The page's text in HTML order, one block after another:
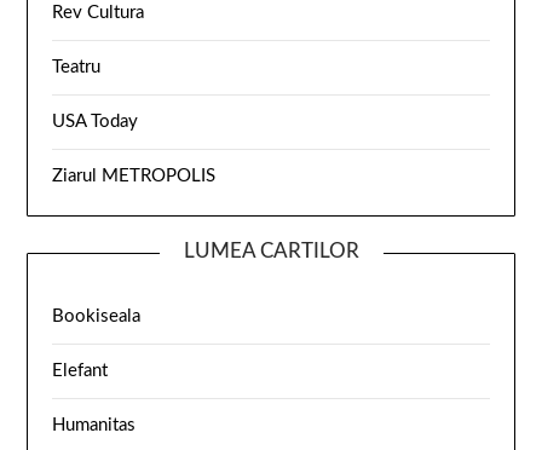
Rev Cultura
Teatru
USA Today
Ziarul METROPOLIS
LUMEA CARTILOR
Bookiseala
Elefant
Humanitas